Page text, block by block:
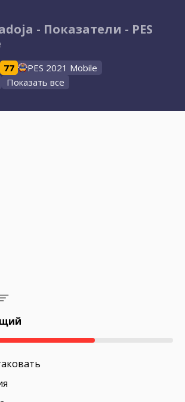
- Показатели - PES
77
PES 2021 Mobile
Показать все